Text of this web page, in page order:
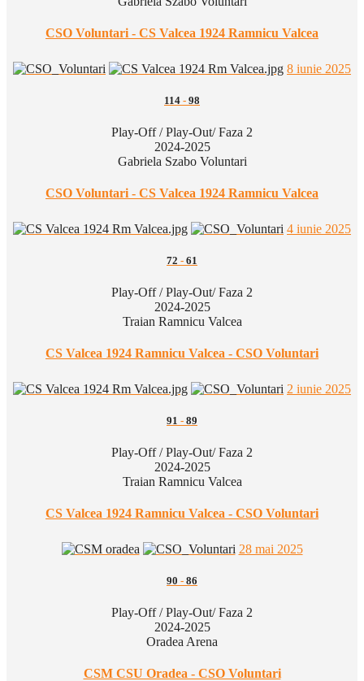
CSO Voluntari - CS Valcea 1924 Ramnicu Valcea
8 iunie 2025
114 - 98
Play-Off / Play-Out/ Faza 2
2024-2025
Gabriela Szabo Voluntari
CSO Voluntari - CS Valcea 1924 Ramnicu Valcea
4 iunie 2025
72 - 61
Play-Off / Play-Out/ Faza 2
2024-2025
Traian Ramnicu Valcea
CS Valcea 1924 Ramnicu Valcea - CSO Voluntari
2 iunie 2025
91 - 89
Play-Off / Play-Out/ Faza 2
2024-2025
Traian Ramnicu Valcea
CS Valcea 1924 Ramnicu Valcea - CSO Voluntari
28 mai 2025
90 - 86
Play-Off / Play-Out/ Faza 2
2024-2025
Oradea Arena
CSM CSU Oradea - CSO Voluntari